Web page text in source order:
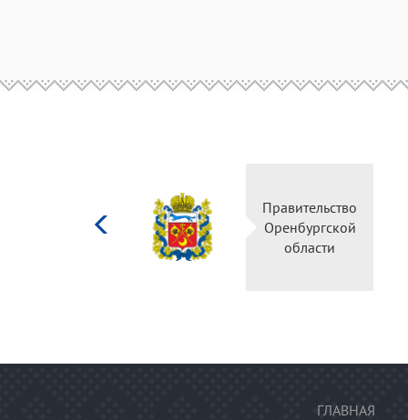
Правительство
Оренбургской
области
ГЛАВНАЯ